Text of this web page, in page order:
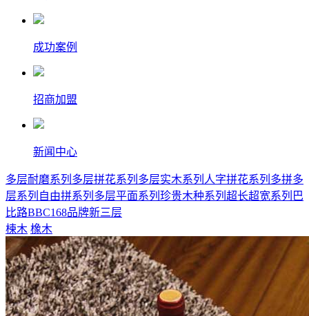
成功案例
招商加盟
新闻中心
多层耐磨系列 多层拼花系列 多层实木系列 人字拼花系列 多拼多
层系列 自由拼系列 多层平面系列 珍贵木种系列 超长超宽系列 巴
比路BBC168品牌新三层
楝木 橡木